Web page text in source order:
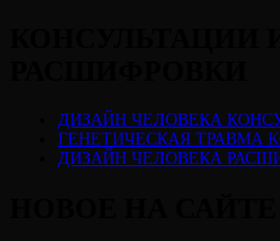
ДИЗАЙН ЧЕЛОВЕКА
ГЕНЕТИЧЕСКАЯ ТРАВМА
ДИЗАЙН ЧЕЛОВЕКА